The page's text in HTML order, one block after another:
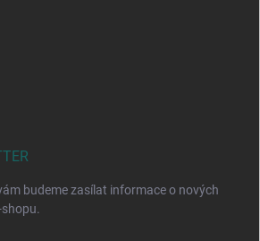
budeme zasílat informace o nových